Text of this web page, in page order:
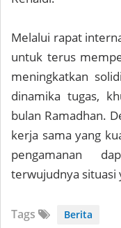
Melalui rapat
untuk terus
meningkatkan
dinamika tugas,
bulan Ramadhan.
kerja sama yang
pengamanan
terwujudnya situasi
Tags Berita